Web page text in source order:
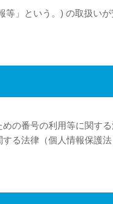
」という。) の取扱い
の番号の利用等に関する
る法律（個人情報保護